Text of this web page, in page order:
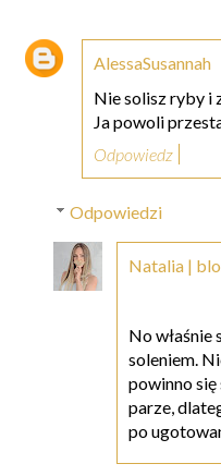
AlessaSusannah
Nie solisz ryby i
Ja powoli
Odpowiedz
Odpowiedzi
Natalia |
No właśnie
soleniem.
powinno
parze,
po